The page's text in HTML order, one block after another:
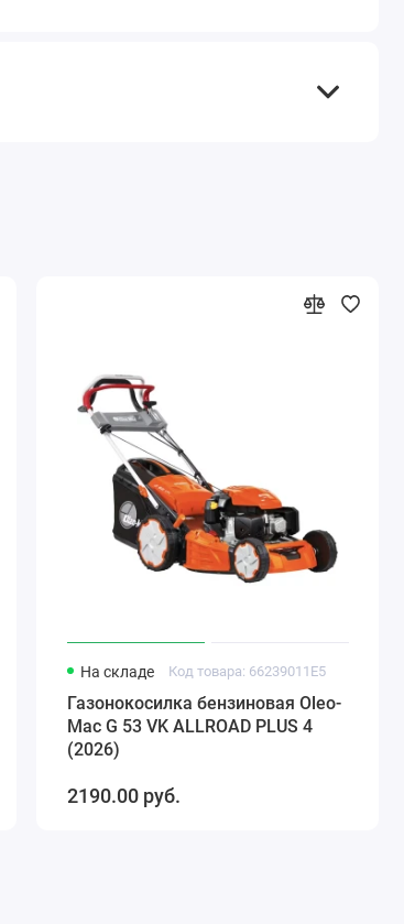
На складе Код товара: 66239011E5
Газонокосилка бензиновая Oleo-
Mac G 53 VK ALLROAD PLUS 4
(2026)
2190.00 pуб.